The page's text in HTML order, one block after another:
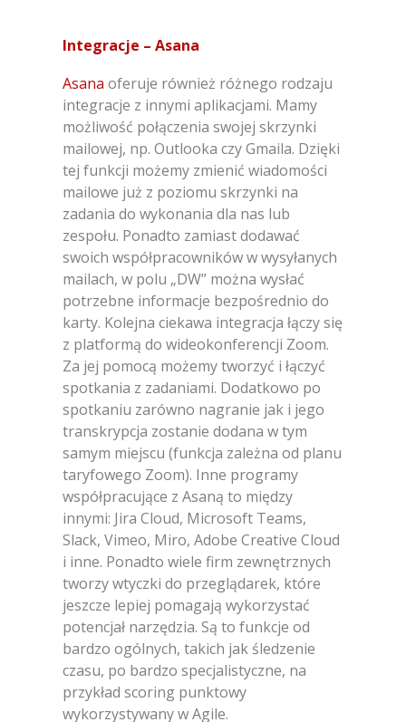
Integracje – Asana
Asana oferuje również różnego rodzaju
integracje z innymi aplikacjami. Mamy
możliwość połączenia swojej skrzynki
mailowej, np. Outlooka czy Gmaila. Dzięki
tej funkcji możemy zmienić wiadomości
mailowe już z poziomu skrzynki na
zadania do wykonania dla nas lub
zespołu. Ponadto zamiast dodawać
swoich współpracowników w wysyłanych
mailach, w polu „DW” można wysłać
potrzebne informacje bezpośrednio do
karty. Kolejna ciekawa integracja łączy się
z platformą do wideokonferencji Zoom.
Za jej pomocą możemy tworzyć i łączyć
spotkania z zadaniami. Dodatkowo po
spotkaniu zarówno nagranie jak i jego
transkrypcja zostanie dodana w tym
samym miejscu (funkcja zależna od planu
taryfowego Zoom). Inne programy
współpracujące z Asaną to między
innymi: Jira Cloud, Microsoft Teams,
Slack, Vimeo, Miro, Adobe Creative Cloud
i inne. Ponadto wiele firm zewnętrznych
tworzy wtyczki do przeglądarek, które
jeszcze lepiej pomagają wykorzystać
potencjał narzędzia. Są to funkcje od
bardzo ogólnych, takich jak śledzenie
czasu, po bardzo specjalistyczne, na
przykład scoring punktowy
wykorzystywany w Agile.